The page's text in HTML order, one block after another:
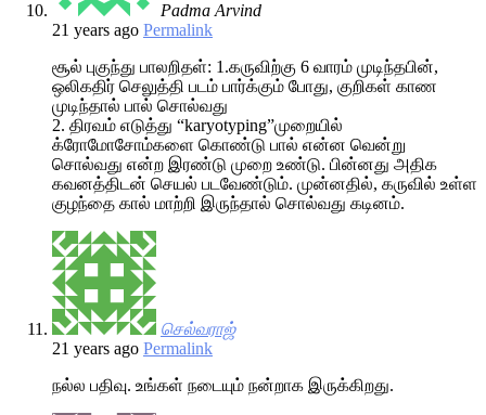
Padma Arvind
21 years ago Permalink
சூல் புகுந்து பாலறிதள்: 1.கருவிற்கு 6 வாரம் முடிந்தபின்,
ஒலிகதிர் செலுத்தி படம் பார்க்கும் போது, குறிகள் காண
முடிந்தால் பால் சொல்வது
2. திரவம் எடுத்து “karyotyping”முறையில்
க்ரோமோசோம்களை கொண்டு பால் என்ன வென்று
சொல்வது என்ற இரண்டு முறை உண்டு. பின்னது அதிக
கவனத்திடன் செயல் படவேண்டும். முன்னதில், கருவில் உள்ள
குழந்தை கால் மாற்றி இருந்தால் சொல்வது கடினம்.
செல்வராஜ்
21 years ago Permalink
நல்ல பதிவு. உங்கள் நடையும் நன்றாக இருக்கிறது.